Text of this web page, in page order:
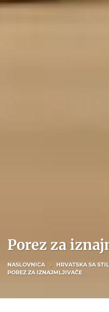
Porez za
NASLOVNICA HRVATSKA SA
POREZ ZA IZNAJMLJIVAČE